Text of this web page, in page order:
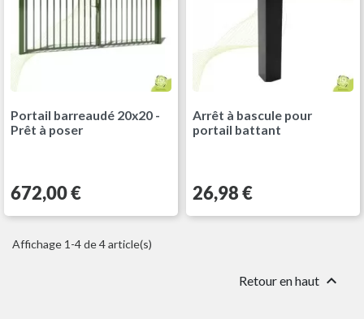
Portail barreaudé 20x20 -
Prêt à poser
Prix
672,00 €
Arrêt à bascule pour
portail battant
Prix
26,98 €
Affichage 1-4 de 4 article(s)
Retour en haut 